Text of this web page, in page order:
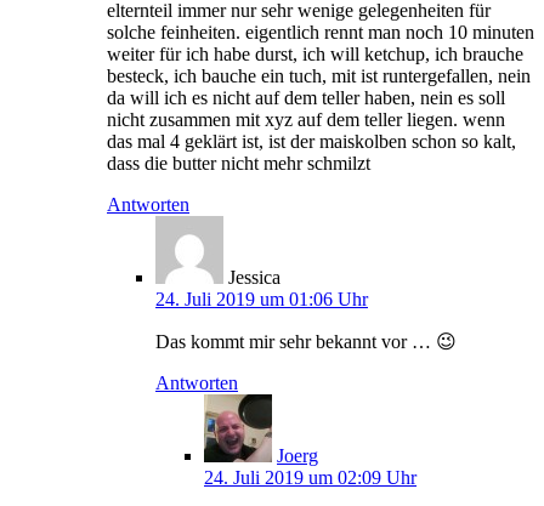
elternteil immer nur sehr wenige gelegenheiten für
solche feinheiten. eigentlich rennt man noch 10 minuten
weiter für ich habe durst, ich will ketchup, ich brauche
besteck, ich bauche ein tuch, mit ist runtergefallen, nein
da will ich es nicht auf dem teller haben, nein es soll
nicht zusammen mit xyz auf dem teller liegen. wenn
das mal 4 geklärt ist, ist der maiskolben schon so kalt,
dass die butter nicht mehr schmilzt
Antworten
Jessica
24. Juli 2019 um 01:06 Uhr
Das kommt mir sehr bekannt vor … 😉
Antworten
Joerg
24. Juli 2019 um 02:09 Uhr